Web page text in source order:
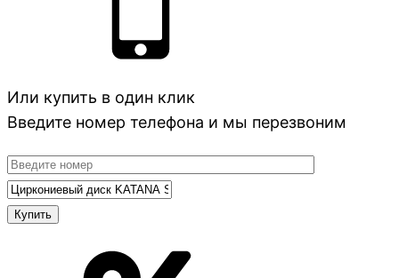
Или купить в один клик
Введите номер телефона и мы перезвоним